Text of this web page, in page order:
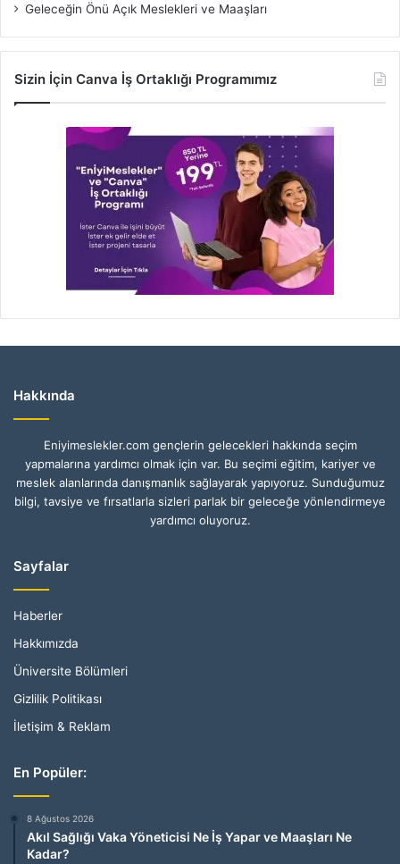
Geleceğin Önü Açık Meslekleri ve Maaşları
Sizin İçin Canva İş Ortaklığı Programımız
Hakkında
Eniyimeslekler.com gençlerin gelecekleri hakkında seçim
yapmalarına yardımcı olmak için var. Bu seçimi eğitim, kariyer ve
meslek alanlarında danışmanlık sağlayarak yapıyoruz. Sunduğumuz
bilgi, tavsiye ve fırsatlarla sizleri parlak bir geleceğe yönlendirmeye
yardımcı oluyoruz.
Sayfalar
Haberler
Hakkımızda
Üniversite Bölümleri
Gizlilik Politikası
İletişim & Reklam
En Popüler:
8 Ağustos 2026
Akıl Sağlığı Vaka Yöneticisi Ne İş Yapar ve Maaşları Ne
Kadar?